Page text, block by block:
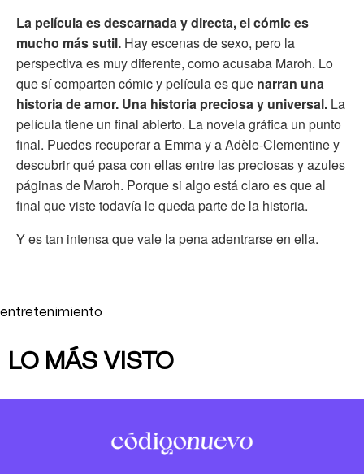
La película es descarnada y directa, el cómic es
mucho más sutil. Hay escenas de sexo, pero la
perspectiva es muy diferente, como acusaba Maroh. Lo
que sí comparten cómic y película es que narran una
historia de amor. Una historia preciosa y universal. La
película tiene un final abierto. La novela gráfica un punto
final. Puedes recuperar a Emma y a Adèle-Clementine y
descubrir qué pasa con ellas entre las preciosas y azules
páginas de Maroh. Porque si algo está claro es que al
final que viste todavía le queda parte de la historia.
Y es tan intensa que vale la pena adentrarse en ella.
entretenimiento
LO MÁS VISTO